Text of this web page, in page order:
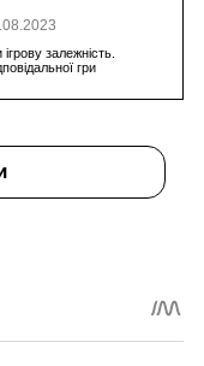
залежність.
гри